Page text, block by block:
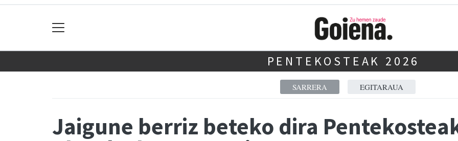
PENTEKOSTEAK 2026
SARRERA EGITARAUA
Jaigune berriz beteko dira